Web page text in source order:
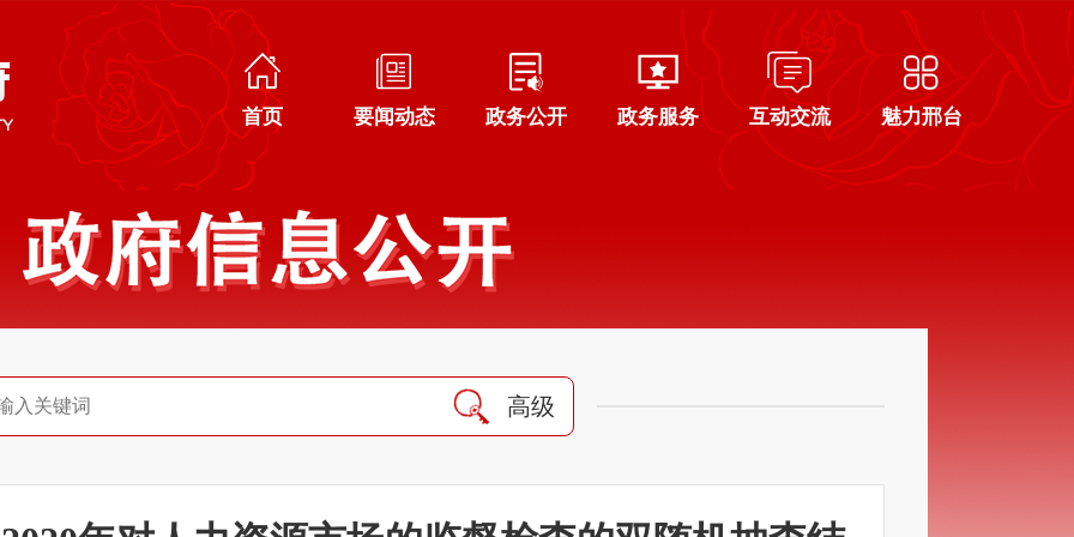
首页 要闻动态 政务公开 政务服务 互动交流 魅力邢台
高级